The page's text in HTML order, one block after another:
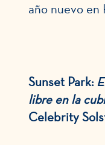
año nuevo en
Sunset Park:
libre en la
Celebrity